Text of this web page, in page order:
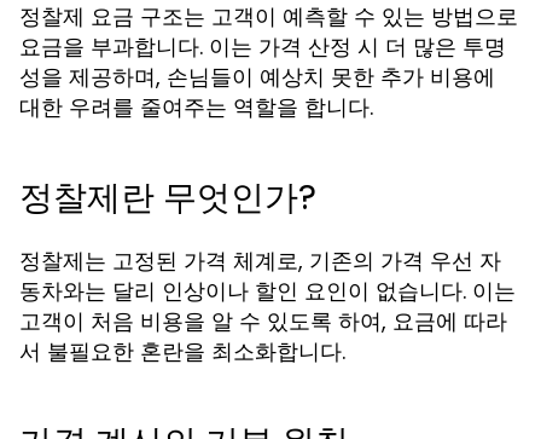
정찰제 요금 구조는 고객이 예측할 수 있는 방법으로
요금을 부과합니다. 이는 가격 산정 시 더 많은 투명
성을 제공하며, 손님들이 예상치 못한 추가 비용에
대한 우려를 줄여주는 역할을 합니다.
정찰제란 무엇인가?
정찰제는 고정된 가격 체계로, 기존의 가격 우선 자
동차와는 달리 인상이나 할인 요인이 없습니다. 이는
고객이 처음 비용을 알 수 있도록 하여, 요금에 따라
서 불필요한 혼란을 최소화합니다.